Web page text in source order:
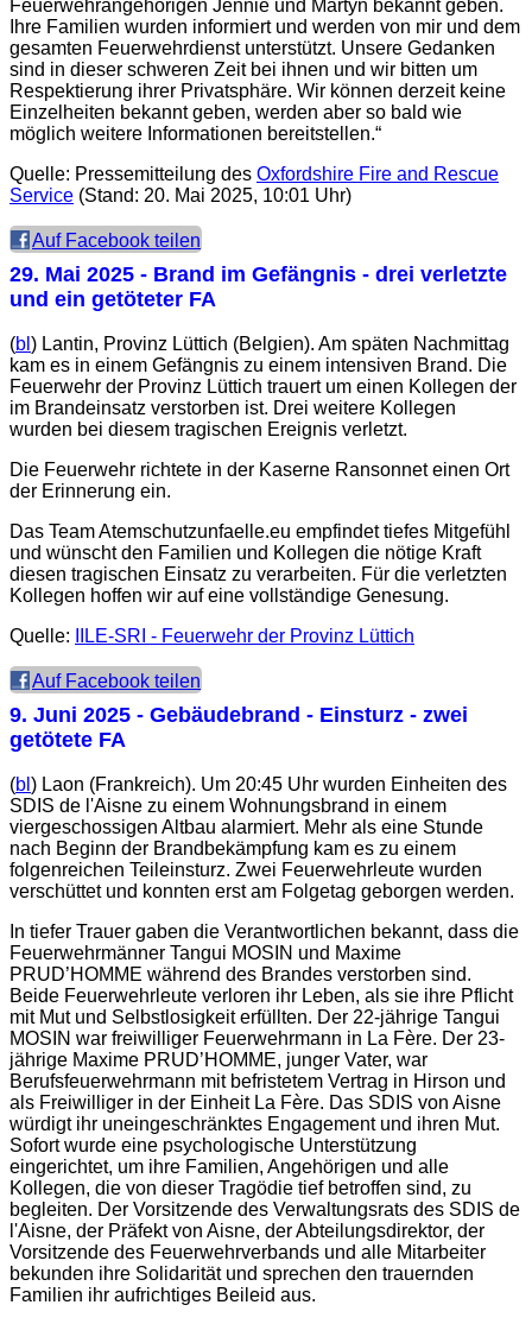
Feuerwehrangehörigen Jennie und Martyn bekannt geben.
Ihre Familien wurden informiert und werden von mir und dem
gesamten Feuerwehrdienst unterstützt. Unsere Gedanken
sind in dieser schweren Zeit bei ihnen und wir bitten um
Respektierung ihrer Privatsphäre. Wir können derzeit keine
Einzelheiten bekannt geben, werden aber so bald wie
möglich weitere Informationen bereitstellen.“
Quelle: Pressemitteilung des Oxfordshire Fire and Rescue
Service (Stand: 20. Mai 2025, 10:01 Uhr)
Auf Facebook teilen
29. Mai 2025 - Brand im Gefängnis - drei verletzte
und ein getöteter FA
(bl ) Lantin, Provinz Lüttich (Belgien). Am späten Nachmittag
kam es in einem Gefängnis zu einem intensiven Brand. Die
Feuerwehr der Provinz Lüttich trauert um einen Kollegen der
im Brandeinsatz verstorben ist. Drei weitere Kollegen
wurden bei diesem tragischen Ereignis verletzt.
Die Feuerwehr richtete in der Kaserne Ransonnet einen Ort
der Erinnerung ein.
Das Team Atemschutzunfaelle.eu empfindet tiefes Mitgefühl
und wünscht den Familien und Kollegen die nötige Kraft
diesen tragischen Einsatz zu verarbeiten. Für die verletzten
Kollegen hoffen wir auf eine vollständige Genesung.
Quelle:
IILE-SRI - Feuerwehr der Provinz Lüttich
Auf Facebook teilen
9. Juni 2025 - Gebäudebrand - Einsturz - zwei
getötete FA
(bl ) Laon (Frankreich). Um 20:45 Uhr wurden Einheiten des
SDIS de l'Aisne zu einem Wohnungsbrand in einem
viergeschossigen Altbau alarmiert. Mehr als eine Stunde
nach Beginn der Brandbekämpfung kam es zu einem
folgenreichen Teileinsturz. Zwei Feuerwehrleute wurden
verschüttet und konnten erst am Folgetag geborgen werden.
In tiefer Trauer gaben die Verantwortlichen bekannt, dass die
Feuerwehrmänner Tangui MOSIN und Maxime
PRUD’HOMME während des Brandes verstorben sind.
Beide Feuerwehrleute verloren ihr Leben, als sie ihre Pflicht
mit Mut und Selbstlosigkeit erfüllten. Der 22-jährige Tangui
MOSIN war freiwilliger Feuerwehrmann in La Fère. Der 23-
jährige Maxime PRUD’HOMME, junger Vater, war
Berufsfeuerwehrmann mit befristetem Vertrag in Hirson und
als Freiwilliger in der Einheit La Fère. Das SDIS von Aisne
würdigt ihr uneingeschränktes Engagement und ihren Mut.
Sofort wurde eine psychologische Unterstützung
eingerichtet, um ihre Familien, Angehörigen und alle
Kollegen, die von dieser Tragödie tief betroffen sind, zu
begleiten. Der Vorsitzende des Verwaltungsrats des SDIS de
l'Aisne, der Präfekt von Aisne, der Abteilungsdirektor, der
Vorsitzende des Feuerwehrverbands und alle Mitarbeiter
bekunden ihre Solidarität und sprechen den trauernden
Familien ihr aufrichtiges Beileid aus.